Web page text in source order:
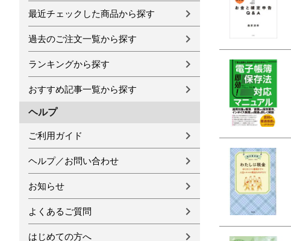
最近チェックした商品から探す
過去のご注文一覧から探す
ランキングから探す
おすすめ記事一覧から探す
ヘルプ
ご利用ガイド
ヘルプ／お問い合わせ
お知らせ
よくあるご質問
はじめての方へ